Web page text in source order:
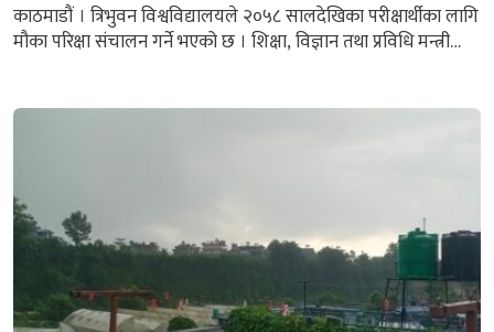
काठमाडौं । त्रिभुवन विश्वविद्यालयले २०५८ सालदेखिका परीक्षार्थीका लागि
मौका परिक्षा संचालन गर्ने भएको छ । शिक्षा, विज्ञान तथा प्रविधि मन्त्री
विश्वविद्यालय परीक्षा सुधार समितिका अध्यक्ष एवम शिक्षाध्यक्ष प्राध्यापक